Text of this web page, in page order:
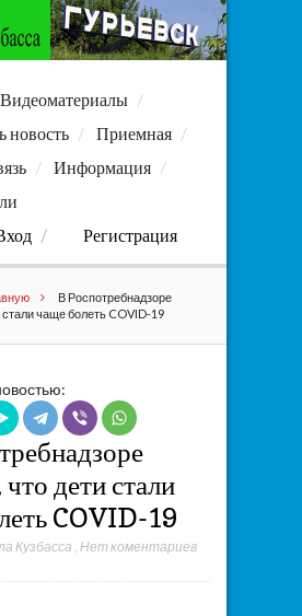
Видеоматериалы
новость
Приемная
Информация
Регистрация
В Роспотребнадзоре
стали чаще болеть COVID-19
дети стали
COVID-19
Кузбасса Нет коментариев